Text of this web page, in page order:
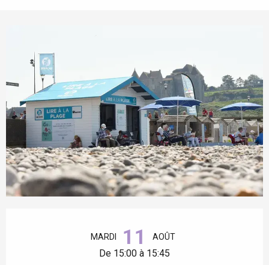
MARDI 11 AOÛT
De 15:00 à 15:45